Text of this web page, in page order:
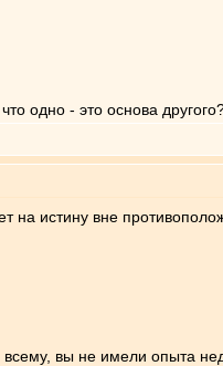
одно - это основа
на истину вне
вы не имели опыта